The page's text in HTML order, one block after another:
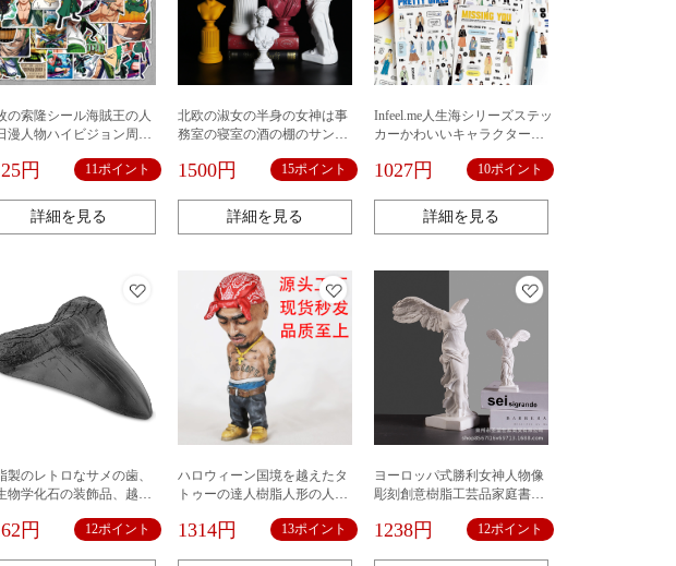
の索隆シール海賊王の人
漫人物ハイビジョン周辺
円 11ポイント
詳細を見る
北欧の淑女の半身の女神は事
務室の寝室の酒の棚のサンプ
って飾っています。
1500円 15ポイント
詳細を見る
Infeel.me人生海シリーズステッ
カーかわいいキャラクター手
1027円 10ポイント
詳細を見る
製のレトロなサメの歯、
物学化石の装飾品、越境
クション品、恐竜の爪
円 12ポイント
ハロウィーン国境を越えたタ
トゥーの達人樹脂人形の人物
ングラスの装飾品を飾ってい
1314円 13ポイント
ヨーロッパ式勝利女神人物像
彫刻創意樹脂工芸品家庭書斎
1238円 12ポイント